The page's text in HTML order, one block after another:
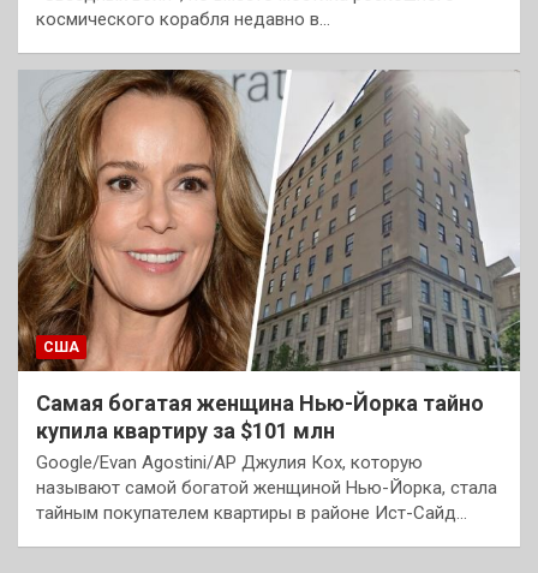
космического корабля недавно в…
США
Самая богатая женщина Нью-Йорка тайно
купила квартиру за $101 млн
Google/Evan Agostini/AP Джулия Кох, которую
называют самой богатой женщиной Нью-Йорка, стала
тайным покупателем квартиры в районе Ист-Сайд…